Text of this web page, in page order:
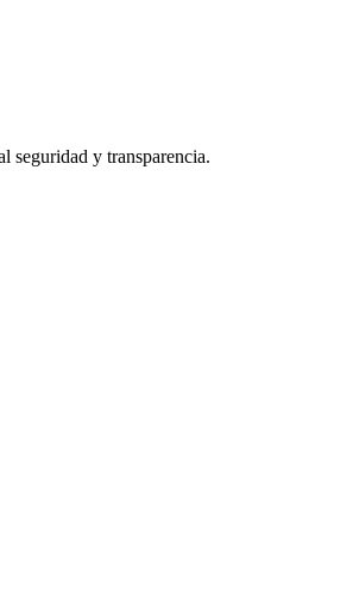
seguridad y transparencia.